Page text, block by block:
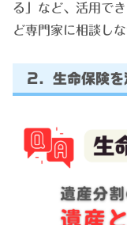
る」など、活用で
ど専門家に相談し
2. 生命保険を